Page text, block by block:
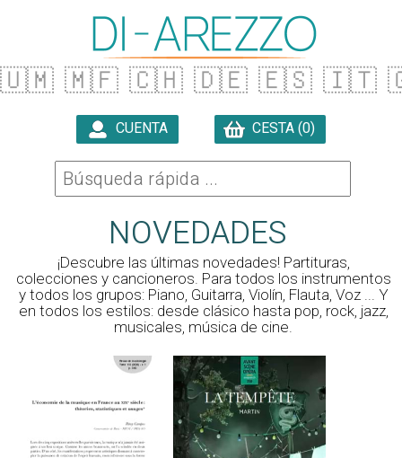
🇺🇲 🇲🇫 🇨🇭 🇩🇪 🇪🇸 🇮🇹
CUENTA CESTA (0)
NOVEDADES
¡Descubre las últimas novedades! Partituras,
colecciones y cancioneros. Para todos los instrumentos
y todos los grupos: Piano, Guitarra, Violín, Flauta, Voz ... Y
en todos los estilos: desde clásico hasta pop, rock, jazz,
musicales, música de cine.